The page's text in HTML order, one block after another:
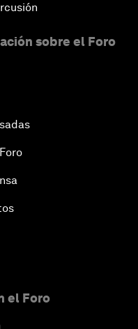
sobre el Foro
el Foro